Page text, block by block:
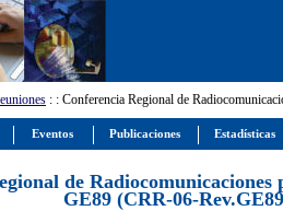
: : Conferencia Regional de
de
GE89 (CRR-06-
Eventos Publicaciones Estadísticas